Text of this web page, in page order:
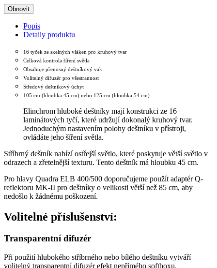
Popis
Detaily produktu
16 tyček ze skelných vláken pro kruhový tvar
Celková kontrola šíření světla
Obsahuje přenosný deštníkový vak
Volitelný difuzér pro všestrannost
Středový deštníkový úchyt
105 cm (hloubka 45 cm) nebo 125 cm (hloubka 54 cm)
Elinchrom hluboké deštníky mají konstrukci ze 16
laminátových tyčí, které udržují dokonalý kruhový tvar.
Jednoduchým nastavením polohy deštníku v přístroji,
ovládáte jeho šíření světla.
Stříbrný deštník nabízí ostřejší světlo, které poskytuje větší světlo v
odrazech a zřetelnější texturu. Tento deštník má hloubku 45 cm.
Pro hlavy Quadra ELB 400/500 doporučujeme použít adaptér Q-
reflektoru MK-II pro deštníky o velikosti větší než 85 cm, aby
nedošlo k žádnému poškození.
Volitelné příslušenství:
Transparentní difuzér
Při použití hlubokého stříbrného nebo bílého deštníku vytváří
volitelný transparentní difuzér efekt nepřímého softboxu.